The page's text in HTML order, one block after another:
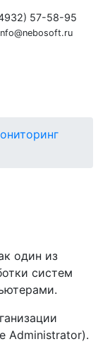
57-58-95
один из
систем
Administrator).